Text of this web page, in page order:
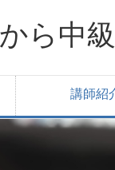
ら中
講師紹